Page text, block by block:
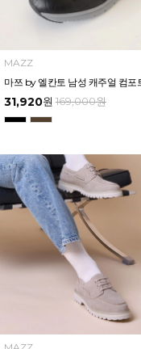
MAZZ
31,920원 169,000원